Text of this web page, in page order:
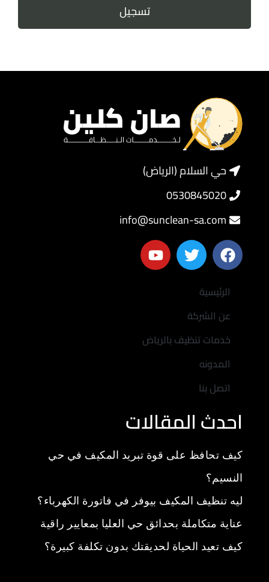
تسجيل
حي السلام (الرياض)
0530845020
info@sunclean-sa.com
الرئيسية
عن الشركة
خدمات تنظيف بالرياض
المدونه
اتصل بنا
احدث المقالات
كيف تحافظ على قوة تبريد المكيف في حي
النسيم؟
ليه تنظيف المكيف بيوفر في فاتورة الكهرباء؟
عناية متكاملة بحدائق حي العليا بمعايير راقية
كيف تعيد الحياة لحديقتك بدون تكلفة كبيرة؟